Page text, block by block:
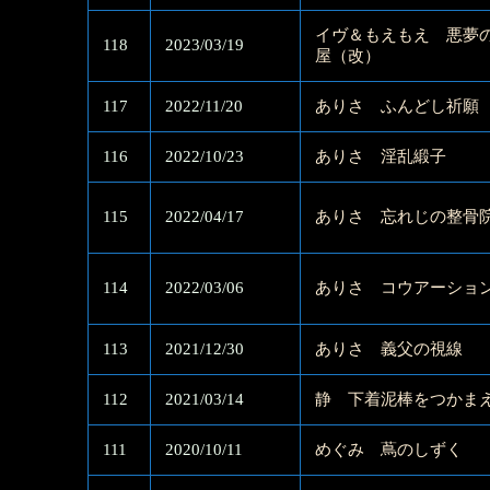
118 2023/03/19
イヴ＆もえもえ 悪夢
屋（改）
117 2022/11/20 ありさ ふんどし祈願
116 2022/10/23 ありさ 淫乱緞子
115 2022/04/17 ありさ 忘れじの整骨
114 2022/03/06 ありさ コウアーショ
113 2021/12/30 ありさ 義父の視線
112 2021/03/14 静 下着泥棒をつかま
111 2020/10/11 めぐみ 蔦のしずく